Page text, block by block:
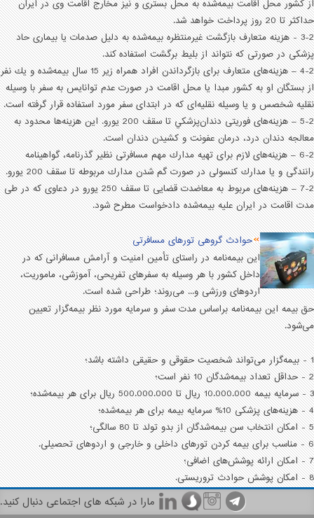
از كشور محل اقامت بيمه‌شده به محل بستری و نيز مخارج اقامت وی در ايران
حداكثر تا 20 روز پرداخت خواهد شد.
3-2 - هزينه متعارف بازگشت غيرمنتظره بيمه‌شده به دليل صدمات يا بيماری حاد
پزشكی در صورتی كه نتواند از بليط برگشت استفاده کند.
4-2 – هزينه‌های متعارف برای بازگرداندن افراد همراه زير 15 سال بيمه‌شده و يك نفر
از بستگان او به كشور مبدا يا محل اقامت در صورت عدم توانايس به سفر با وسيله
نقليه شخصس و يا وسيله نقليه‌ای كه در ابتدای سفر مورد استفاده قرار گرفته است.
5-2 – هزينه‌های فوريتی دندان‌پزشكي تا سقف 200 يورو. اين هزينه‌ها محدود به
معالجه دندان درد، درمان عفونت و كشيدن دندان است.
6-2 – هزينه‌های لازم برای تهيه مدارك مهم مسافرتی نظير گذرنامه، گواهينامه
رانندگی و يا مدارك كنسولی در صورت گم شدن مدارك مربوطه تا سقف 200 يورو.
7-2 – هزينه‌های مربوط به معاضدت قضايی تا سقف 250 يورو در دعاوی كه در طی
مدت اقامت در ايران عليه بيمه‌شده دادخواست مطرح شود.
حوادث گروهی تورهای مسافرتی
این بیمه‌نامه در راستای تأمین امنیت و آرامش مسافرانی که در
داخل کشور با هر وسیله به سفرهای تفریحی، آموزشی، ماموریت،
اردوهای ورزشی و... می‌روند؛ طراحی شده است.
حق بیمه این بیمه‌نامه براساس مدت سفر و سرمایه مورد نظر بیمه‌گزار تعیین
می‌شود.
1 - بیمه‌گزار می‌تواند شخصیت حقوقی و حقیقی داشته باشد؛
2 - حداقل تعداد بیمه‌شدگان 10 نفر است؛
3 - سرمایه بیمه 10.000.000 ریال تا 500.000.000 ریال برای هر بیمه‌شده؛
4 - هزینه‌های پزشکی 10% سرمایه بیمه برای هر بیمه‌شده؛
5 - امکان انتخاب سن بیمه‌شدگان از بدو تولد تا 80 سالگی؛
6 - مناسب برای بیمه کردن تورهای داخلی و خارجی و اردوهای تحصیلی.
7 - امکان ارائه پوشش‌های اضافی؛
8 - امکان پوشش حوادث تروریستی.
مارا در شبکه های اجتماعی دنبال کنید.